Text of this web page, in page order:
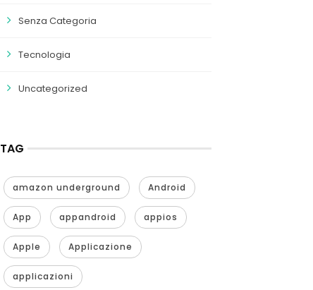
Senza Categoria
Tecnologia
Uncategorized
TAG
amazon underground Android
App appandroid appios
Apple Applicazione
applicazioni